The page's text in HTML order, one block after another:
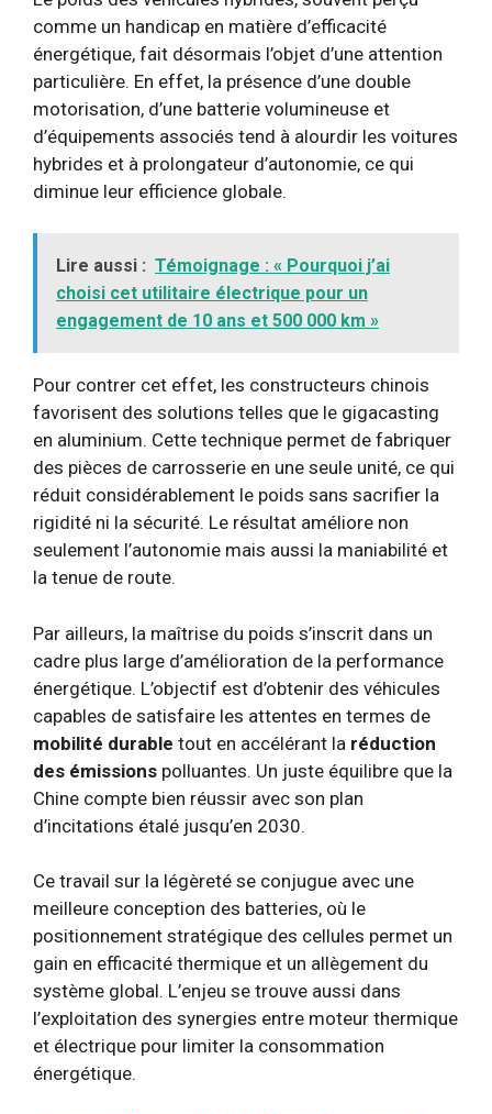
comme un handicap en matière d’efficacité
énergétique, fait désormais l’objet d’une attention
particulière. En effet, la présence d’une double
motorisation, d’une batterie volumineuse et
d’équipements associés tend à alourdir les voitures
hybrides et à prolongateur d’autonomie, ce qui
diminue leur efficience globale.
Lire aussi : Témoignage : « Pourquoi j’ai
choisi cet utilitaire électrique pour un
engagement de 10 ans et 500 000 km »
Pour contrer cet effet, les constructeurs chinois
favorisent des solutions telles que le gigacasting
en aluminium. Cette technique permet de fabriquer
des pièces de carrosserie en une seule unité, ce qui
réduit considérablement le poids sans sacrifier la
rigidité ni la sécurité. Le résultat améliore non
seulement l’autonomie mais aussi la maniabilité et
la tenue de route.
Par ailleurs, la maîtrise du poids s’inscrit dans un
cadre plus large d’amélioration de la performance
énergétique. L’objectif est d’obtenir des véhicules
capables de satisfaire les attentes en termes de
mobilité durable tout en accélérant la réduction
des émissions polluantes. Un juste équilibre que la
Chine compte bien réussir avec son plan
d’incitations étalé jusqu’en 2030.
Ce travail sur la légèreté se conjugue avec une
meilleure conception des batteries, où le
positionnement stratégique des cellules permet un
gain en efficacité thermique et un allègement du
système global. L’enjeu se trouve aussi dans
l’exploitation des synergies entre moteur thermique
et électrique pour limiter la consommation
énergétique.